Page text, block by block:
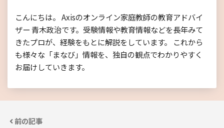
こんにちは。 Axisのオンライン家庭教師の教育アドバイ
ザー 青木政治です。受験情報や教育情報などを長年みて
きたプロが、経験をもとに解説をしています。 これから
も様々な「まなび」情報を、独自の観点でわかりやすく
お届けしていきます。
前の記事